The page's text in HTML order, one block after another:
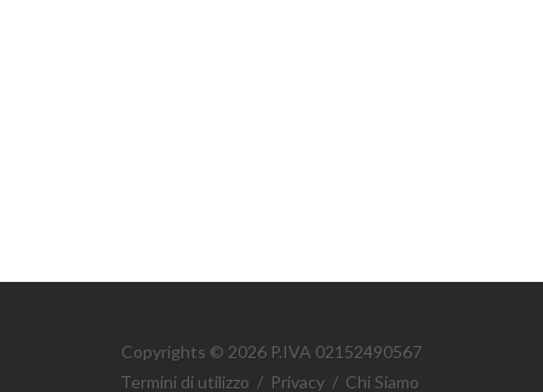
Copyrights © 2026 P.IVA 02152490567
Termini di utilizzo / Privacy / Chi Siamo